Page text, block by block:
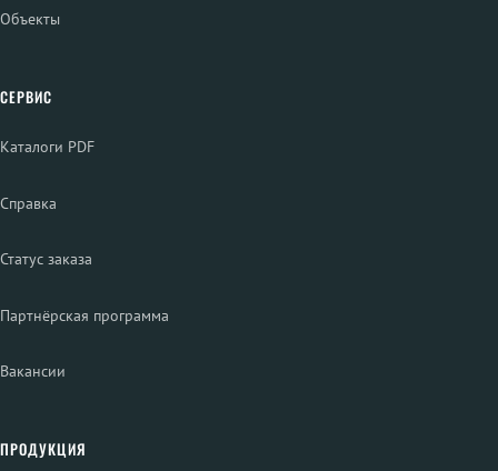
Объекты
СЕРВИС
Каталоги PDF
Справка
Статус заказа
Партнёрская программа
Вакансии
ПРОДУКЦИЯ